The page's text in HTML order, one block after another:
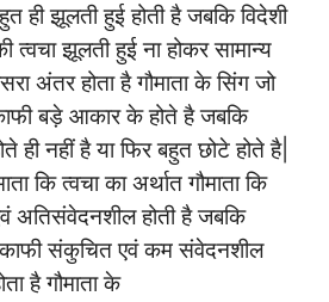
ही झूलती हुई होती है जबकि विदेशी
झूलती हुई ना होकर सामान्य
अंतर होता है गौमाता के सिंग जो
बड़े आकार के होते है जबकि
ही नहीं है या फिर बहुत छोटे होते है|
कि त्वचा का अर्थात गौमाता कि
अतिसंवेदनशील होती है जबकि
काफी संकुचित एवं कम संवेदनशील
है गौमाता के